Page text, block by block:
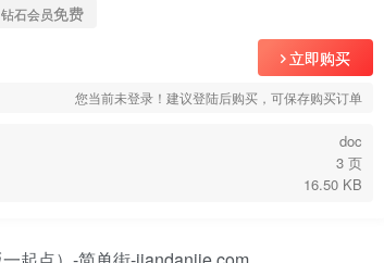
钻石会员免费
立即购买
您当前未登录！建议登陆后购买，可保存购买订单
doc
3 页
16.50 KB